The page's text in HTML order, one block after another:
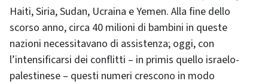
Haiti, Siria, Sudan, Ucraina e Yemen. Alla fine dello
scorso anno, circa 40 milioni di bambini in queste
nazioni necessitavano di assistenza; oggi, con
l’intensificarsi dei conflitti – in primis quello israelo-
palestinese – questi numeri crescono in modo